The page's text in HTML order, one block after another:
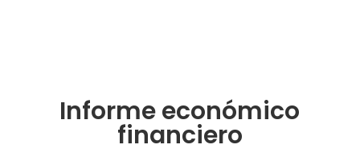
Informe económico
financiero